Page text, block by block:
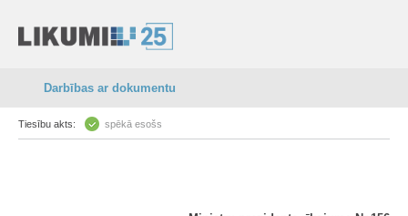
Darbības ar dokumentu
Tiesību akts: spēkā esošs